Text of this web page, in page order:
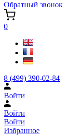
Обратный звонок
0
8 (499) 390-02-84
Войти
Войти
Войти
Избранное